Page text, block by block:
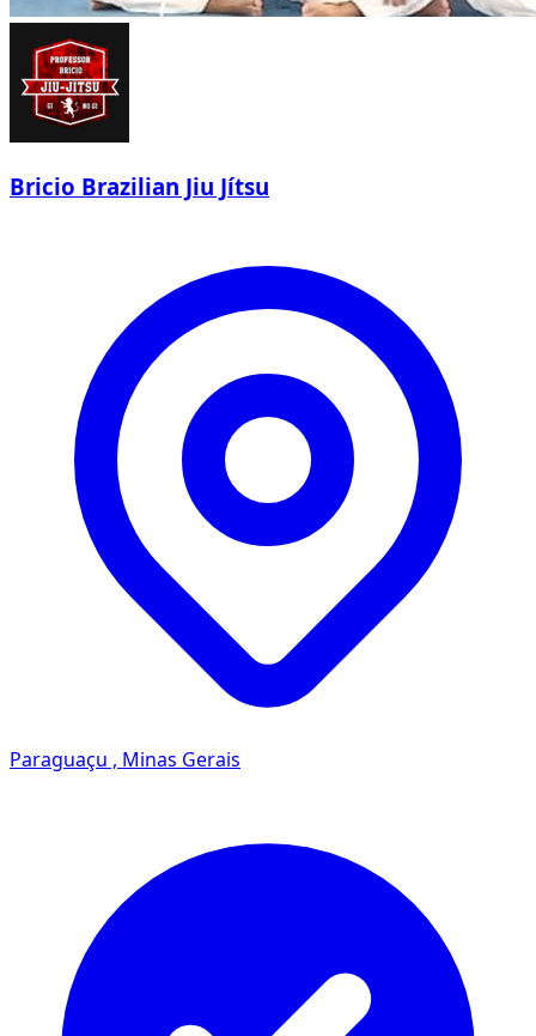
Bricio Brazilian Jiu Jítsu
Paraguaçu , Minas Gerais